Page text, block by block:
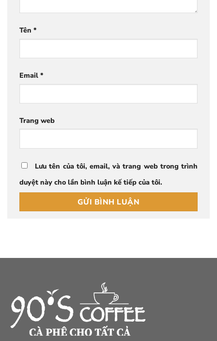
Tên *
Email *
Trang web
Lưu tên của tôi, email, và trang web trong trình
duyệt này cho lần bình luận kế tiếp của tôi.